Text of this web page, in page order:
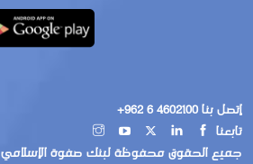
إتصل بنا 4602100 6 962+
تابعنا
جميع الحقوق محفوظة لبنك صفوة الإسلامي